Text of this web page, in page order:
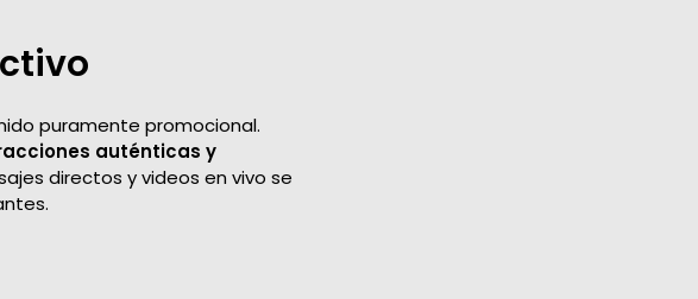
puramente promocional.
auténticas y
directos y videos en vivo se